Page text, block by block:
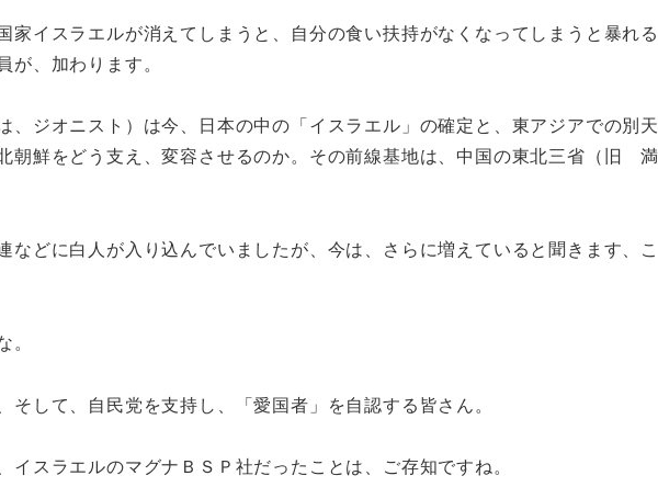
イスラエルが消えてしまうと、自分の食い扶持がなくなってしまうと暴れる
、加わります。
ジオニスト）は今、日本の中の「イスラエル」の確定と、東アジアでの別天
鮮をどう支え、変容させるのか。その前線基地は、中国の東北三省（旧 満
どに白人が入り込んでいましたが、今は、さらに増えていると聞きます、こ
して、自民党を支持し、「愛国者」を自認する皆さん。
スラエルのマグナＢＳＰ社だったことは、ご存知ですね。